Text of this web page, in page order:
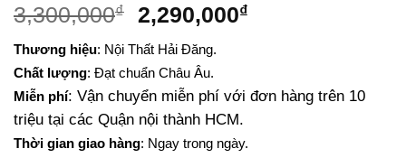
3,300,000₫
Giá
là:
3,300,000₫.
2,290,000₫Giá
2,290,000₫.
Thương hiệu: Nội Thất Hải Đăng.
Chất lượng: Đạt chuẩn Châu Âu.
Miễn phí: Vận chuyển miễn phí với đơn hàng trên 10
triệu tại các Quận nội thành HCM.
Thời gian giao hàng: Ngay trong ngày.